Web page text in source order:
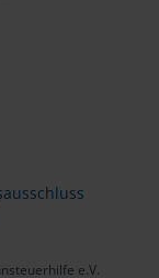
e.V.